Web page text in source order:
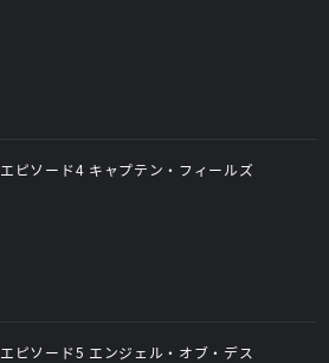
エピソード4 キャプテン・フィールズ
エピソード5 エンジェル・オブ・デス